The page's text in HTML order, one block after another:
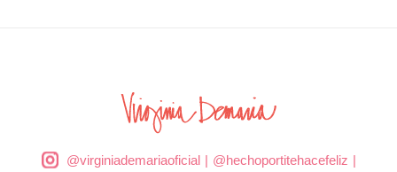
@virginiademariaoficial| @hechoportitehacefeliz |